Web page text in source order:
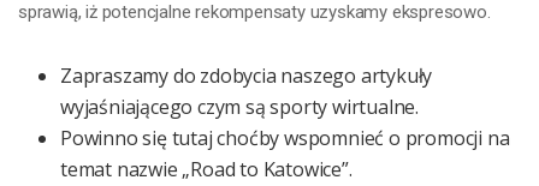
sprawią, iż potencjalne rekompensaty uzyskamy ekspresowo.
Zapraszamy do zdobycia naszego artykuły
wyjaśniającego czym są sporty wirtualne.
Powinno się tutaj choćby wspomnieć o promocji na
temat nazwie „Road to Katowice”.